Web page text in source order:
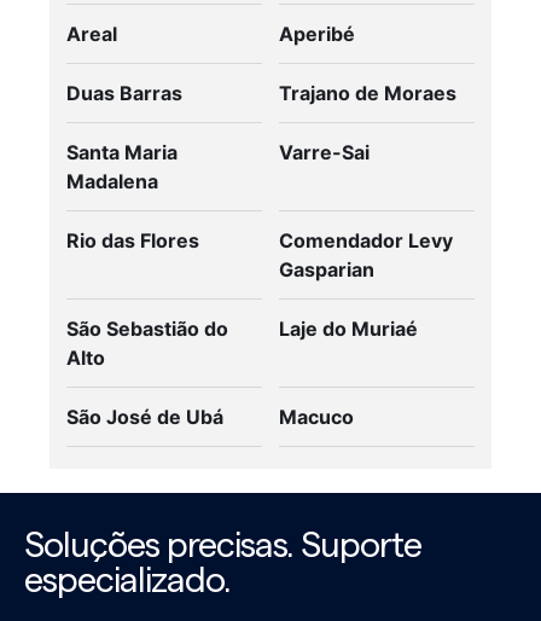
Areal Aperibé
Duas Barras Trajano de Moraes
Santa Maria
Madalena
Varre-Sai
Rio das Flores
Comendador Levy
Gasparian
São Sebastião do
Alto
Laje do Muriaé
São José de Ubá Macuco
Soluções precisas. Suporte
especializado.